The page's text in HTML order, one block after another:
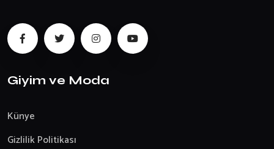
Giyim ve Moda
Künye
Gizlilik Politikası